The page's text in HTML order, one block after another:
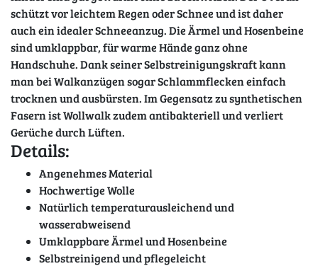
schützt vor leichtem Regen oder Schnee und ist daher
auch ein idealer Schneeanzug. Die Ärmel und Hosenbeine
sind umklappbar, für warme Hände ganz ohne
Handschuhe. Dank seiner Selbstreinigungskraft kann
man bei Walkanzügen sogar Schlammflecken einfach
trocknen und ausbürsten. Im Gegensatz zu synthetischen
Fasern ist Wollwalk zudem antibakteriell und verliert
Gerüche durch Lüften.
Details:
Angenehmes Material
Hochwertige Wolle
Natürlich temperaturausleichend und
wasserabweisend
Umklappbare Ärmel und Hosenbeine
Selbstreinigend und pflegeleicht